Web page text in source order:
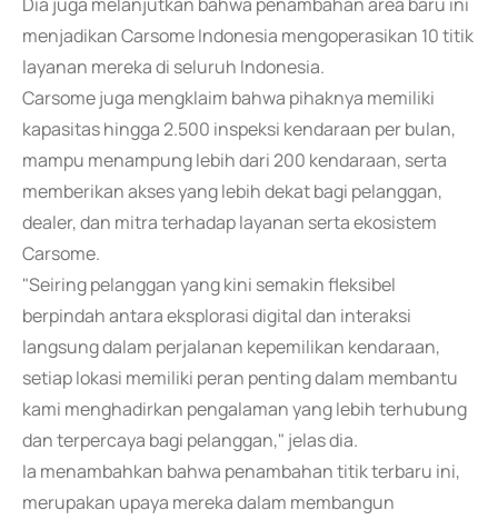
menjadikan Carsome Indonesia mengoperasikan 10 titik
layanan mereka di seluruh Indonesia.
Carsome juga mengklaim bahwa pihaknya memiliki
kapasitas hingga 2.500 inspeksi kendaraan per bulan,
mampu menampung lebih dari 200 kendaraan, serta
memberikan akses yang lebih dekat bagi pelanggan,
dealer, dan mitra terhadap layanan serta ekosistem
Carsome.
"Seiring pelanggan yang kini semakin fleksibel
berpindah antara eksplorasi digital dan interaksi
langsung dalam perjalanan kepemilikan kendaraan,
setiap lokasi memiliki peran penting dalam membantu
kami menghadirkan pengalaman yang lebih terhubung
dan terpercaya bagi pelanggan," jelas dia.
Ia menambahkan bahwa penambahan titik terbaru ini,
merupakan upaya mereka dalam membangun